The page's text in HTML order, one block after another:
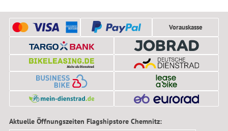
Vorauskasse
Aktuelle Öffnungszeiten Flagshipstore Chemnitz: